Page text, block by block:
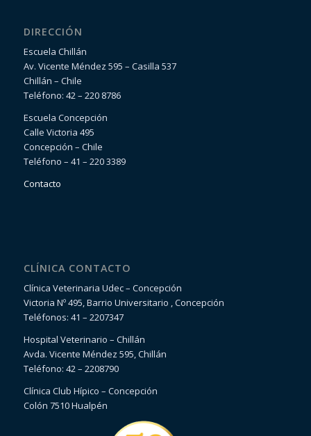
DIRECCIÓN
Escuela Chillán
Av. Vicente Méndez 595 – Casilla 537
Chillán – Chile
Teléfono: 42 – 220 8786
Escuela Concepción
Calle Victoria 495
Concepción – Chile
Teléfono – 41 – 220 3389
Contacto
CLÍNICA CONTACTO
Clínica Veterinaria Udec – Concepción
Victoria Nº 495, Barrio Universitario , Concepción
Teléfonos: 41 – 2207347
Hospital Veterinario – Chillán
Avda. Vicente Méndez 595, Chillán
Teléfono: 42 – 2208790
Clínica Club Hípico – Concepción
Colón 7510 Hualpén